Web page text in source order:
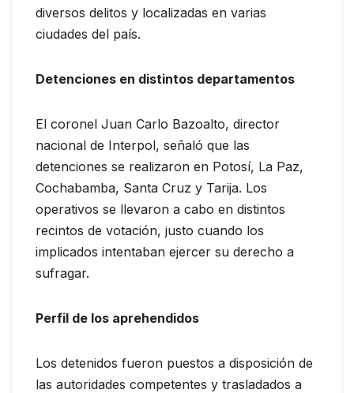
diversos delitos y localizadas en varias
ciudades del país.
Detenciones en distintos departamentos
El coronel Juan Carlo Bazoalto, director
nacional de Interpol, señaló que las
detenciones se realizaron en Potosí, La Paz,
Cochabamba, Santa Cruz y Tarija. Los
operativos se llevaron a cabo en distintos
recintos de votación, justo cuando los
implicados intentaban ejercer su derecho a
sufragar.
Perfil de los aprehendidos
Los detenidos fueron puestos a disposición de
las autoridades competentes y trasladados a